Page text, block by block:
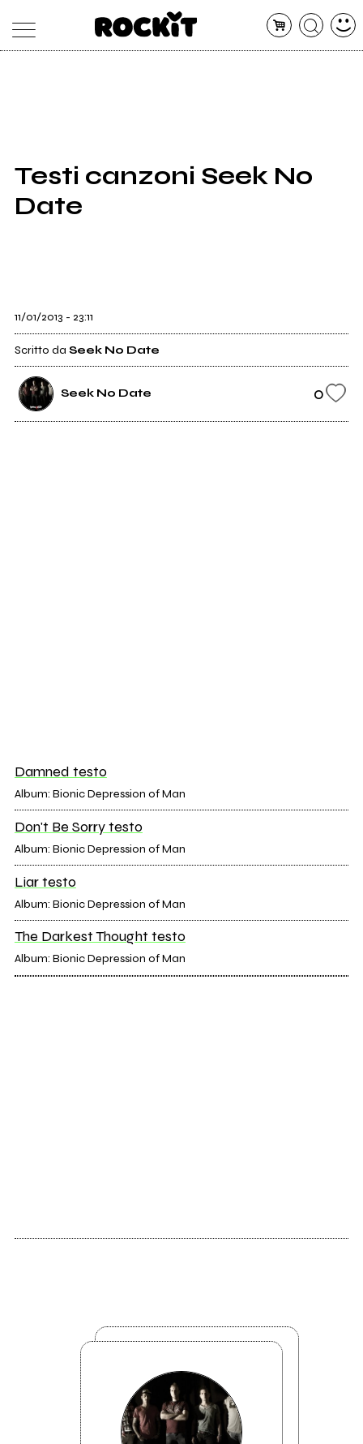
SHOP
RADIO
Testi canzoni Seek No
Date
11/01/2013 - 23:11
Scritto da Seek No Date
Seek No Date 0
Damned testo
Album: Bionic Depression of Man
Don't Be Sorry testo
Album: Bionic Depression of Man
Liar testo
Album: Bionic Depression of Man
The Darkest Thought testo
Album: Bionic Depression of Man